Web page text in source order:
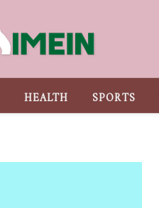
HEALTH SPORTS